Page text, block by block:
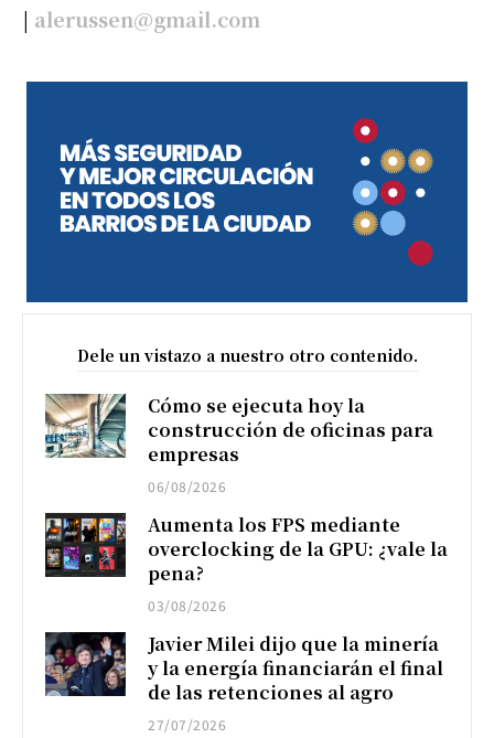
| alerussen@gmail.com
Dele un vistazo a nuestro otro contenido.
Cómo se ejecuta hoy la
construcción de oficinas para
empresas
06/08/2026
Aumenta los FPS mediante
overclocking de la GPU: ¿vale la
pena?
03/08/2026
Javier Milei dijo que la minería
y la energía financiarán el final
de las retenciones al agro
27/07/2026